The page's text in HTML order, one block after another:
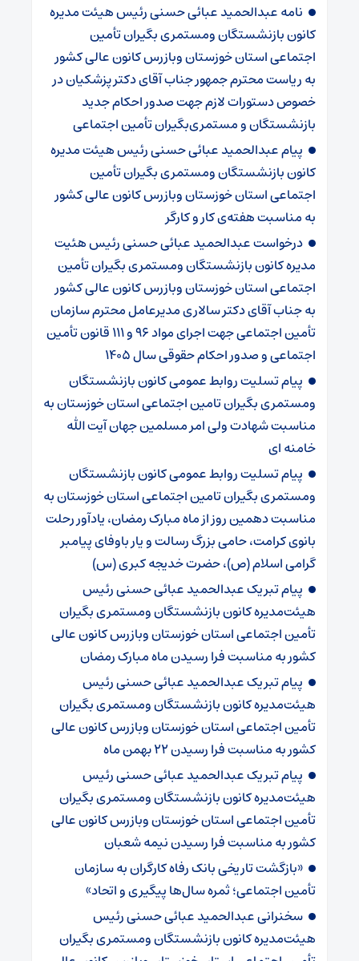
نامه عبدالحمید عبائی حسنی رئیس هیئت مدیره
کانون بازنشستگان ومستمری بگیران تأمین
اجتماعی استان خوزستان وبازرس کانون عالی کشور
به ریاست محترم جمهور جناب آقای دکتر پزشکیان در
خصوص دستورات لازم جهت صدور احکام جدید
بازنشستگان و مستمری‌بگیران تأمین اجتماعی
پیام عبدالحمید عبائی حسنی رئیس هیئت مدیره
کانون بازنشستگان ومستمری بگیران تأمین
اجتماعی استان خوزستان وبازرس کانون عالی کشور
به مناسبت هفته‌ی کار و کارگر
درخواست عبدالحمید عبائی حسنی رئیس هئیت
مدیره کانون بازنشستگان ومستمری بگیران تأمین
اجتماعی استان خوزستان وبازرس کانون عالی کشور
به جناب آقای دکتر سالاری مدیرعامل محترم سازمان
تأمین اجتماعی جهت اجرای مواد ۹۶ و ۱۱۱ قانون تأمین
اجتماعی و صدور احکام حقوقی سال ۱۴۰۵
پیام تسلیت روابط عمومی کانون بازنشستگان
ومستمری بگیران تامین اجتماعی استان خوزستان به
مناسبت شهادت ولی امر مسلمین جهان آیت الله
خامنه ای
پیام تسلیت روابط عمومی کانون بازنشستگان
ومستمری بگیران تامین اجتماعی استان خوزستان به
مناسبت دهمین روز از ماه مبارک رمضان، یادآور رحلت
بانوی کرامت، حامی بزرگ رسالت و یار باوفای پیامبر
گرامی اسلام (ص)، حضرت خدیجه کبری (س)
پیام تبریک عبدالحمید عبائی حسنی رئیس
هیئت‌مدیره کانون بازنشستگان ومستمری بگیران
تأمین اجتماعی استان خوزستان وبازرس کانون عالی
کشور به مناسبت فرا رسیدن ماه مبارک رمضان
پیام تبریک عبدالحمید عبائی حسنی رئیس
هیئت‌مدیره کانون بازنشستگان ومستمری بگیران
تأمین اجتماعی استان خوزستان وبازرس کانون عالی
کشور به مناسبت فرا رسیدن ۲۲ بهمن ماه
پیام تبریک عبدالحمید عبائی حسنی رئیس
هیئت‌مدیره کانون بازنشستگان ومستمری بگیران
تأمین اجتماعی استان خوزستان وبازرس کانون عالی
کشور به مناسبت فرا رسیدن نیمه شعبان
«بازگشت تاریخی بانک رفاه کارگران به سازمان
تأمین اجتماعی؛ ثمره سال‌ها پیگیری و اتحاد»
سخنرانی عبدالحمید عبائی حسنی رئیس
هیئت‌مدیره کانون بازنشستگان ومستمری بگیران